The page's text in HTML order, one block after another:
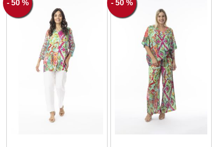
- 50 % - 50 %